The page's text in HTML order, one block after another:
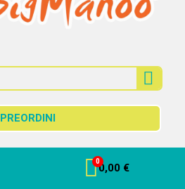
PREORDINI
0,00 €